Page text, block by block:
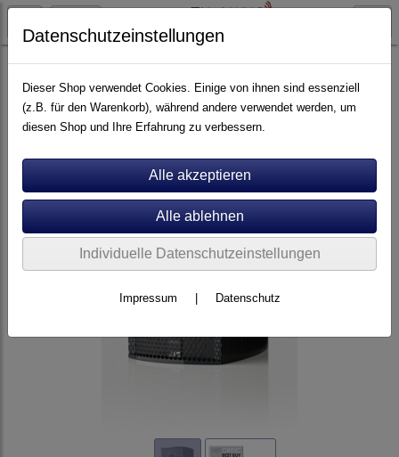
Artikel nach Marken A - E ATC
Datenschutzeinstellungen
Dieser Shop verwendet Cookies. Einige von ihnen sind essenziell
(z.B. für den Warenkorb), während andere verwendet werden, um
diesen Shop und Ihre Erfahrung zu verbessern.
Individuelle Datenschutzeinstellungen
Impressum Datenschutz